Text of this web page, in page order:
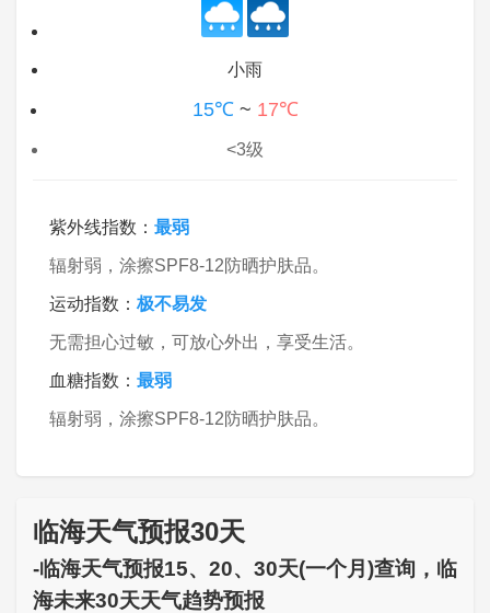
小雨
15℃~ 17℃
<3级
紫外线指数： 最弱
辐射弱，涂擦SPF8-12防晒护肤品。
运动指数： 极不易发
无需担心过敏，可放心外出，享受生活。
血糖指数： 最弱
辐射弱，涂擦SPF8-12防晒护肤品。
临海天气预报30天
-临海天气预报15、20、30天(一个月)查询，临
海未来30天天气趋势预报